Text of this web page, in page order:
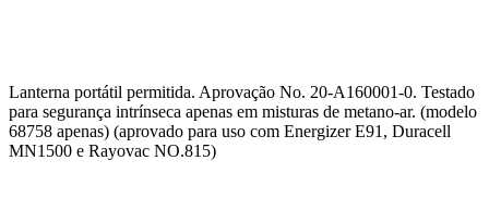
Lanterna portátil permitida. Aprovação No. 20-A160001-0. Testado
para segurança intrínseca apenas em misturas de metano-ar. (modelo
68758 apenas) (aprovado para uso com Energizer E91, Duracell
MN1500 e Rayovac NO.815)